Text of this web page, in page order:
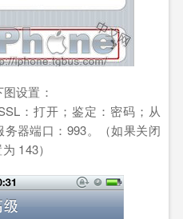
设置：
：打开； 鉴定：密码；从
器端口： 993。（如果关闭
143）